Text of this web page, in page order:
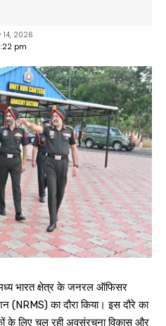
pm
2026
भारत क्षेत्र के जनरल ऑफिसर
(NRMS) का दौरा किया। इस दौरे का
के लिए चल रही अवसंरचना विकास और